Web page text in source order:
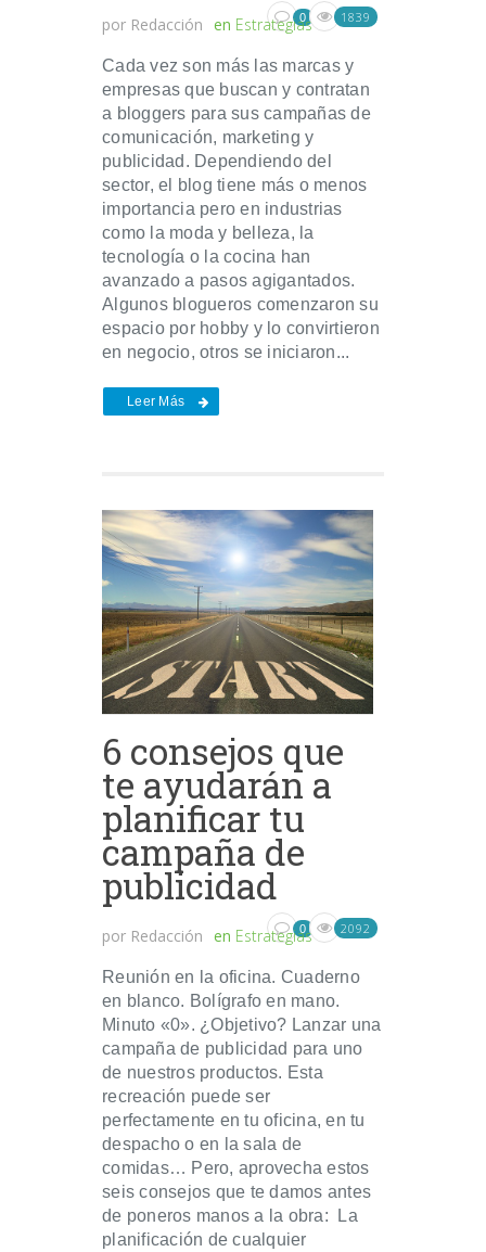
por Redacción en Estrategias
0 1839
Cada vez son más las marcas y
empresas que buscan y contratan
a bloggers para sus campañas de
comunicación, marketing y
publicidad. Dependiendo del
sector, el blog tiene más o menos
importancia pero en industrias
como la moda y belleza, la
tecnología o la cocina han
avanzado a pasos agigantados.
Algunos blogueros comenzaron su
espacio por hobby y lo convirtieron
en negocio, otros se iniciaron...
Leer Más
6 consejos que
te ayudarán a
planificar tu
campaña de
publicidad
por Redacción en Estrategias
0 2092
Reunión en la oficina. Cuaderno
en blanco. Bolígrafo en mano.
Minuto «0». ¿Objetivo? Lanzar una
campaña de publicidad para uno
de nuestros productos. Esta
recreación puede ser
perfectamente en tu oficina, en tu
despacho o en la sala de
comidas… Pero, aprovecha estos
seis consejos que te damos antes
de poneros manos a la obra: La
planificación de cualquier